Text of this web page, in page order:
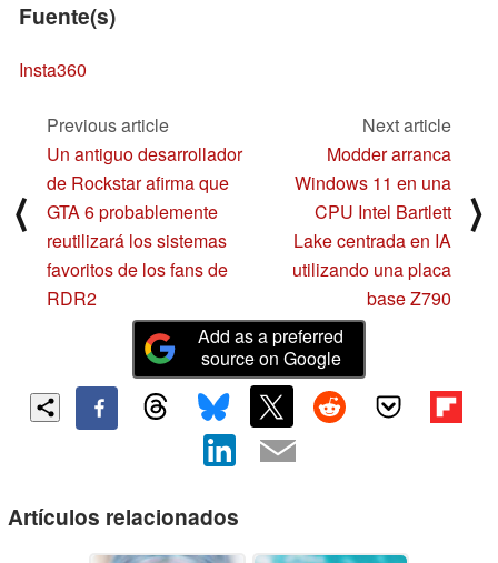
Fuente(s)
Insta360
⟨
Previous article
Un antiguo desarrollador
de Rockstar afirma que
GTA 6 probablemente
reutilizará los sistemas
favoritos de los fans de
RDR2
Next article
Modder arranca
Windows 11 en una
CPU Intel Bartlett
Lake centrada en IA
utilizando una placa
base Z790
⟩
Add as a preferred
source on Google
Artículos relacionados